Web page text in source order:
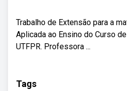
Trabalho de Extensão para a
Aplicada ao Ensino do Curso
UTFPR. Professora ...
Tags